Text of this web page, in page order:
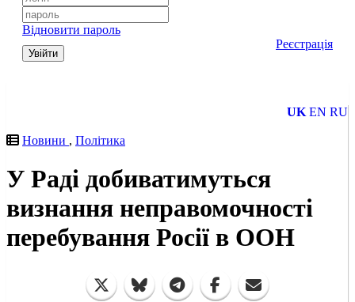
Відновити пароль
Увійти
Реєстрація
UK EN RU
Новини , Політика
У Раді добиватимуться
визнання неправомочності
перебування Росії в ООН